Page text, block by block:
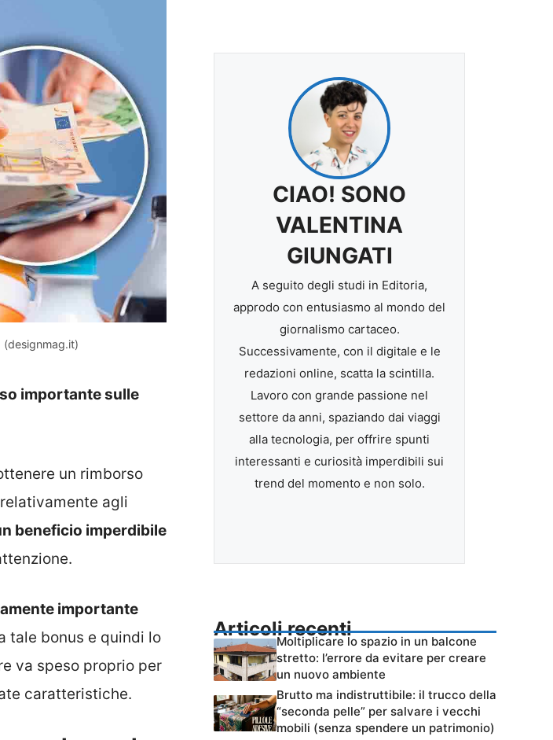
(designmag.it)
importante sulle
un rimborso
agli
beneficio imperdibile
importante
tale bonus e quindi lo
va speso proprio per
caratteristiche.
CIAO! SONO
VALENTINA
GIUNGATI
A seguito degli studi in Editoria,
approdo con entusiasmo al mondo del
giornalismo cartaceo.
Successivamente, con il digitale e le
redazioni online, scatta la scintilla.
Lavoro con grande passione nel
settore da anni, spaziando dai viaggi
alla tecnologia, per offrire spunti
interessanti e curiosità imperdibili sui
trend del momento e non solo.
Articoli recenti
Moltiplicare lo spazio in un balcone
stretto: l’errore da evitare per creare
un nuovo ambiente
Brutto ma indistruttibile: il trucco della
“seconda pelle” per salvare i vecchi
mobili (senza spendere un patrimonio)